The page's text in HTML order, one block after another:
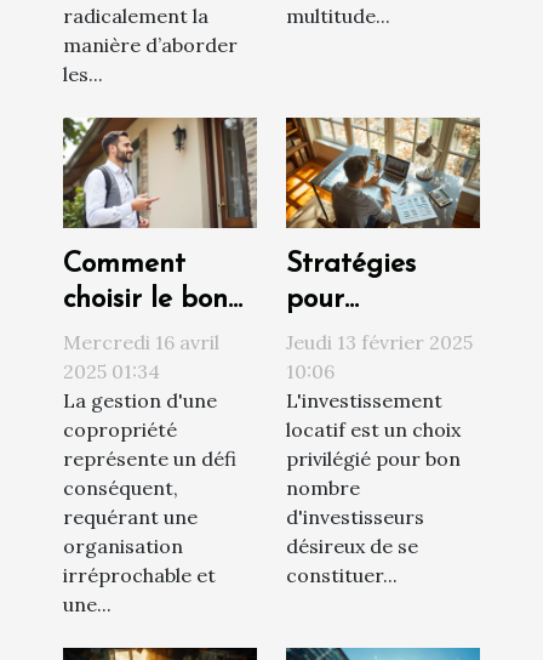
radicalement la
manière d’aborder
les...
multitude...
Comment
choisir le bon
syndic de
copropriété
pour une
gestion
efficace
Mercredi 16 avril
2025 01:34
La gestion d'une
copropriété
représente un défi
conséquent,
requérant une
organisation
irréprochable et
une...
Stratégies
pour
augmenter la
rentabilité de
votre
investissement
locatif
Jeudi 13 février 2025
10:06
L'investissement
locatif est un choix
privilégié pour bon
nombre
d'investisseurs
désireux de se
constituer...